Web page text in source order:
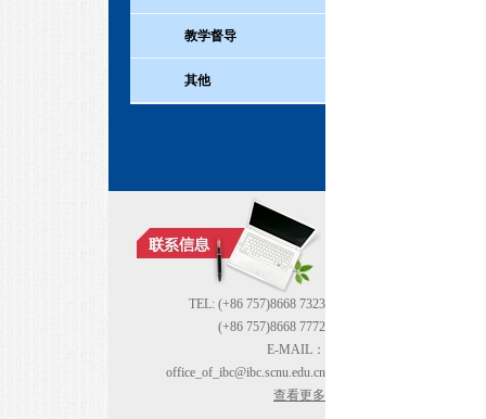
教学督导
其他
TEL: (+86 757)8668 7323
(+86 757)8668 7772
E-MAIL：
office_of_ibc@ibc.scnu.edu.cn
查看更多